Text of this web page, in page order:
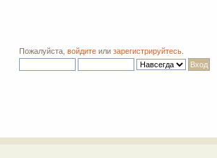
Пожалуйста,войдите илизарегистрируйтесь